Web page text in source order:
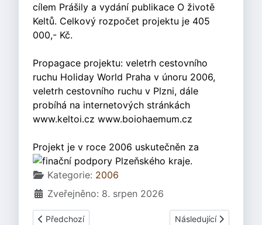
cílem Prášily a vydání publikace O životě
Keltů. Celkový rozpočet projektu je 405
000,- Kč.
Propagace projektu: veletrh cestovního
ruchu Holiday World Praha v únoru 2006,
veletrh cestovního ruchu v Plzni, dále
probíhá na internetových stránkách
www.keltoi.cz www.boiohaemum.cz
Projekt je v roce 2006 uskutečněn za
finační podpory Plzeňského kraje.
Základní údaje
Kategorie: 2006
Zveřejněno: 8. srpen 2026
Předchozí článek: Odvodnění pozemku
Předchozí Další článek: Oprava
Následující